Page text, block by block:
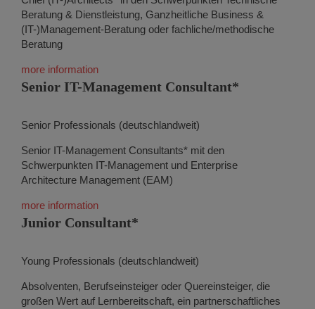
Beratung & Dienstleistung, Ganzheitliche Business &
(IT-)Management-Beratung oder fachliche/methodische
Beratung
more information
Senior IT-Management Consultant*
Senior Professionals (deutschlandweit)
Senior IT-Management Consultants* mit den
Schwerpunkten IT-Management und Enterprise
Architecture Management (EAM)
more information
Junior Consultant*
Young Professionals (deutschlandweit)
Absolventen, Berufseinsteiger oder Quereinsteiger, die
großen Wert auf Lernbereitschaft, ein partnerschaftliches